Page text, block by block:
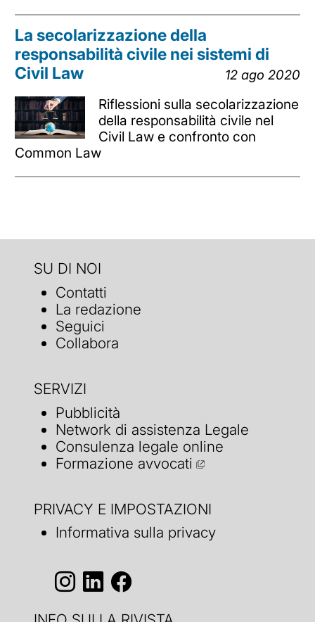
La secolarizzazione della
responsabilità civile nei sistemi di
Civil Law
12 ago 2020
Riflessioni sulla secolarizzazione
della responsabilità civile nel
Civil Law e confronto con
Common Law
SU DI NOI
Contatti
La redazione
Seguici
Collabora
SERVIZI
Pubblicità
Network di assistenza Legale
Consulenza legale online
Formazione avvocati
PRIVACY E IMPOSTAZIONI
Informativa sulla privacy